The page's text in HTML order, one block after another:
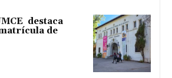
destaca
de